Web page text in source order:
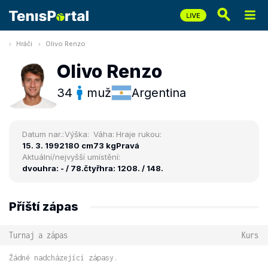
Hráči Olivo Renzo
Olivo Renzo
34 muž Argentina
Datum nar.:
15. 3. 1992
Výška:
180 cm
Váha:
73 kg
Hraje rukou:
Pravá
Aktuální/nejvyšší umístění:
dvouhra: - / 78.čtyřhra: 1208. / 148.
Příští zápas
Turnaj a zápas Kurs
Žádné nadcházející zápasy.